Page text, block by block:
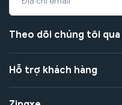
Theo dõi chúng tôi qua
Hỗ trợ khách hàng